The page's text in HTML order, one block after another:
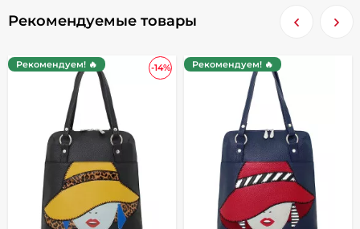
Рекомендуемые товары
-14%
Рекомендуем! 🔥 Рекомендуем! 🔥